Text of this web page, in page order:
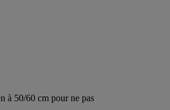
à 50/60 cm pour ne pas